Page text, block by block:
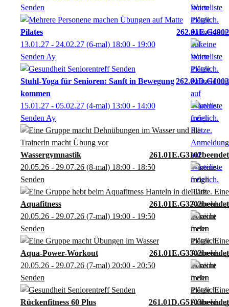
Wassergymnastik
261.01E.G3102
20.05.26 - 29.07.26 (8-mal) 18:00 - 18:50
Senden
Aquafitness
261.01E.G3202
20.05.26 - 29.07.26 (7-mal) 19:00 - 19:50
Senden
Aqua-Power-Workout
261.01E.G3302
20.05.26 - 29.07.26 (7-mal) 20:00 - 20:50
Senden
Rückenfitness 60 Plus
261.01D.G5103
Senden
Pilates
262.01E.G4902
13.01.27 - 24.02.27 (6-mal) 18:00 - 19:00
Senden Ay
Stuhl-Yoga für Senioren: Sanft in Bewegung
kommen
262.01D.G1003
15.01.27 - 05.02.27 (4-mal) 13:00 - 14:00
Senden Ay